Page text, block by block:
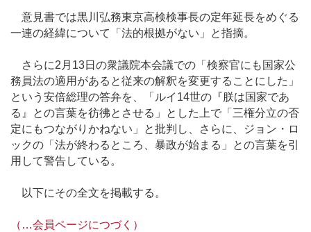
意見書では黒川弘務東京高検検事長の定年延長をめぐる
一連の経緯について「法的根拠がない」と指摘。
さらに2月13日の衆議院本会議での「検察官にも国家公
務員法の適用があると従来の解釈を変更することにした」
という安倍総理の答弁を、「ルイ14世の『朕は国家であ
る』との言葉を彷彿とさせる」とした上で「三権分立の否
定にもつながりかねない」と批判し、さらに、ジョン・ロ
ックの「法が終わるところ、暴政が始まる」との言葉を引
用して警告している。
以下にその全文を掲載する。
（…会員ページにつづく）